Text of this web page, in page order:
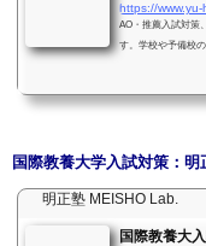
https://www.yu-
AO・推薦入試対策
す。学校や予備校
国際教養大学入試対策：明
明正塾 MEISHO Lab.
国際教養大